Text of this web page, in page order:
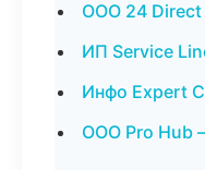
ООО 24
ИП Service
Инфо Expert
ООО Pro Hub